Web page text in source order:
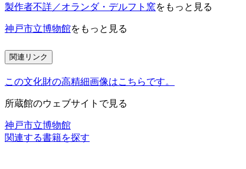
製作者不詳／オランダ・デルフト窯をもっと見る
神戸市立博物館をもっと見る
関連リンク
この文化財の高精細画像はこちらです。
所蔵館のウェブサイトで見る
神戸市立博物館
関連する書籍を探す